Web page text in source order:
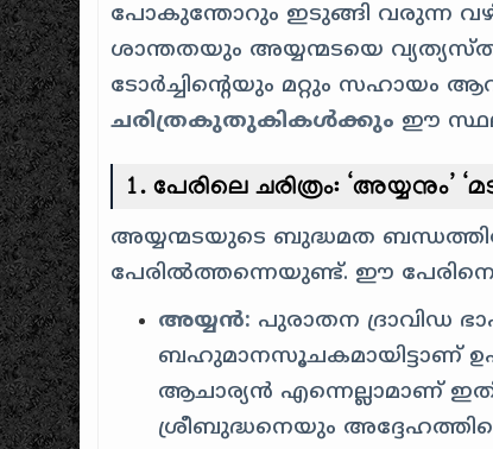
പോകുന്തോറും ഇടുങ്ങി വരുന്ന
ശാന്തതയും അയ്യന്മടയെ
ടോർച്ചിന്റെയും മറ്റും സഹായം
ചരിത്രകുതുകികൾക്കും ഈ
1. പേരിലെ ചരിത്രം: ‘അയ്യനും’
അയ്യന്മടയുടെ ബുദ്ധമത
പേരിൽത്തന്നെയുണ്ട്. ഈ പേരിനെ
അയ്യൻ: പുരാതന ദ്രാവിഡ
ബഹുമാനസൂചകമായിട്ടാണ്
ആചാര്യൻ എന്നെല്ലാമാണ്
ശ്രീബുദ്ധനെയും